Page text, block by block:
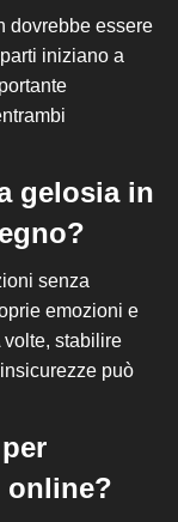
dovrebbe essere
iniziano a
gelosia in
senza
emozioni e
volte, stabilire
può
online?